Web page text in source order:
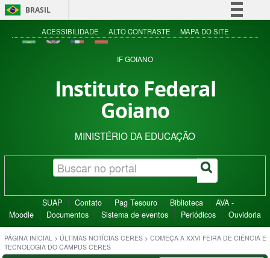
BRASIL
Simplifique!
Acesso à informação
ACESSIBILIDADE ALTO CONTRASTE MAPA DO SITE
IF GOIANO
Instituto Federal
Goiano
MINISTÉRIO DA EDUCAÇÃO
SUAP Contato Pag Tesouro Biblioteca
AVA -
Moodle
Documentos Sistema de eventos Periódicos Ouvidoria
PÁGINA INICIAL > ÚLTIMAS NOTÍCIAS CERES > COMEÇA A XXVI FEIRA DE CIÊNCIA E
TECNOLOGIA DO CAMPUS CERES